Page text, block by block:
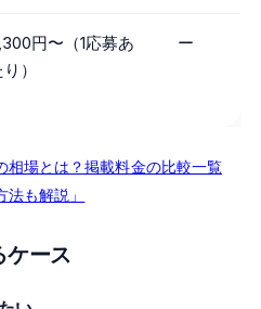
円〜（1応募あ
）
ー
相場とは？掲載料金の比較一覧
も解説」
ケース